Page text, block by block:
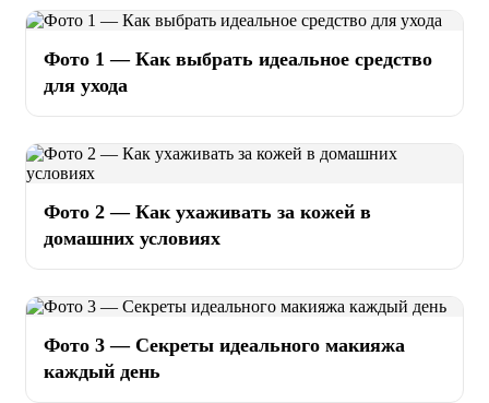
Фото 1 — Как выбрать идеальное средство
для ухода
Фото 2 — Как ухаживать за кожей в
домашних условиях
Фото 3 — Секреты идеального макияжа
каждый день